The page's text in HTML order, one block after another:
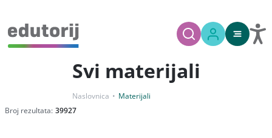
Svi materijali
Naslovnica
Materijali
Broj rezultata: 39927